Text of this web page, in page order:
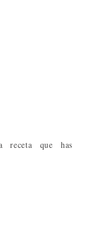
receta que has